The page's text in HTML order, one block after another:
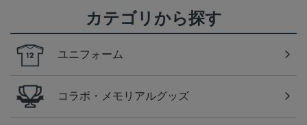
カテゴリから探す
ユニフォーム
コラボ・メモリアルグッズ